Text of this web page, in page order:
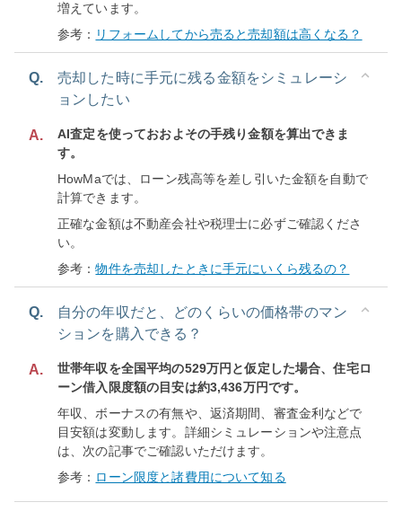
増えています。
参考： リフォームしてから売ると売却額は高くなる？
Q.
売却した時に手元に残る金額をシミュレーシ
ョンしたい
A.
AI査定を使っておおよその手残り金額を算出できま
す。
HowMaでは、ローン残高等を差し引いた金額を自動で
計算できます。
正確な金額は不動産会社や税理士に必ずご確認くださ
い。
参考：物件を売却したときに手元にいくら残るの？
Q.
自分の年収だと、どのくらいの価格帯のマン
ションを購入できる？
A.
世帯年収を全国平均の529万円と仮定した場合、住宅ロ
ーン借入限度額の目安は約3,436万円です。
年収、ボーナスの有無や、返済期間、審査金利などで
目安額は変動します。詳細シミュレーションや注意点
は、次の記事でご確認いただけます。
参考： ローン限度と諸費用について知る